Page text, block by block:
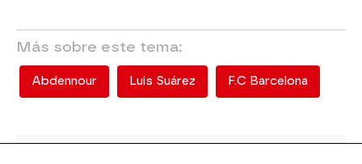
Más sobre este tema:
Abdennour Luis Suárez F.C Barcelona